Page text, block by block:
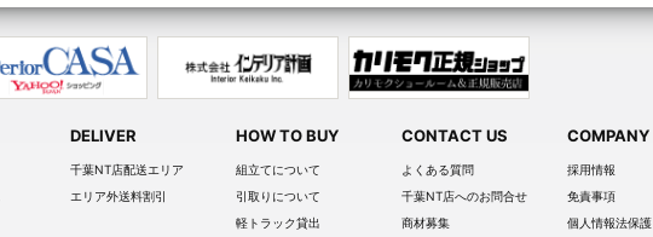
DELIVER
千葉NT店配送エリア
エリア外送料割引
HOW TO BUY
組立てについて
引取りについて
軽トラック貸出
CONTACT US
よくある質問
千葉NT店へのお問合せ
商材募集
COMPANY
採用情報
免責事項
個人情報法保護